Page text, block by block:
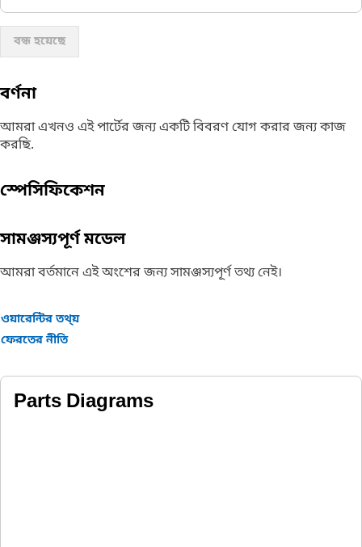
বন্ধ হয়েছে
বর্ণনা
আমরা এখনও এই পার্টের জন্য একটি বিবরণ যোগ করার জন্য কাজ
করছি.
স্পেসিফিকেশন
সামঞ্জস্যপূর্ণ মডেল
আমরা বর্তমানে এই অংশের জন্য সামঞ্জস্যপূর্ণ তথ্য নেই।
ওয়ারেন্টির তথ্য়
ফেরতের নীতি
Parts Diagrams